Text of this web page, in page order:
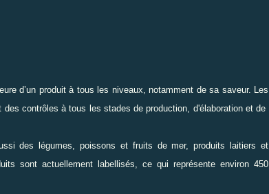
d’un produit à tous les niveaux, notamment de sa saveur. Les
contrôles à tous les stades de production, d'élaboration et de
des légumes, poissons et fruits de mer, produits laitiers et
sont actuellement labellisés, ce qui représente environ 450